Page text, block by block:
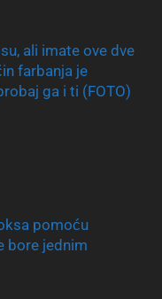
ali imate ove dve
farbanja je
ga i ti (FOTO)
pomoću
bore jednim